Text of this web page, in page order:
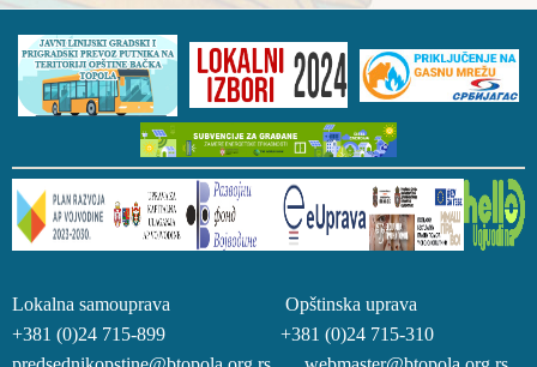
Lokalna samouprava Opštinska uprava
+381 (0)24 715-899 +381 (0)24 715-310